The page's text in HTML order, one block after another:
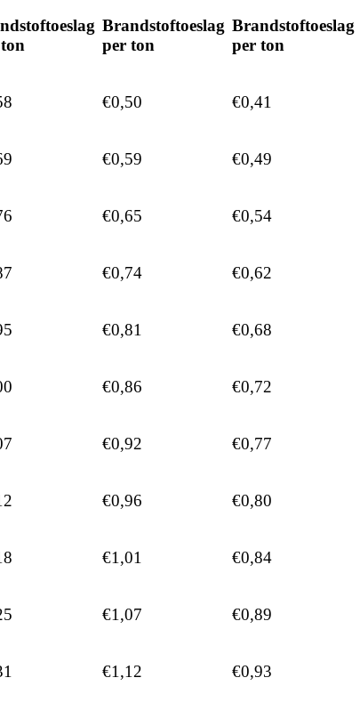
Brandstoftoeslag
per ton
Brandstoftoeslag
per ton
€0,50 €0,41
€0,59 €0,49
€0,65 €0,54
€0,74 €0,62
€0,81 €0,68
€0,86 €0,72
€0,92 €0,77
€0,96 €0,80
€1,01 €0,84
€1,07 €0,89
€1,12 €0,93